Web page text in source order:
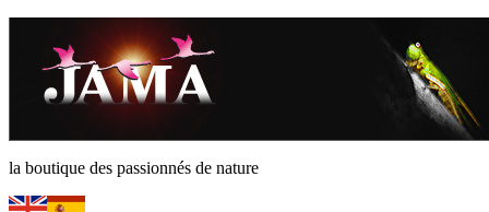
la boutique des passionnés de nature